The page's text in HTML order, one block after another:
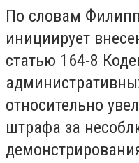
По словам
инициирует
статью 164-8
относительно
штрафа за